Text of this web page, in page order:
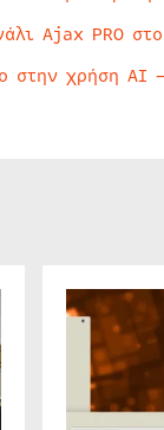
Ajax PRO στο
στην χρήση AI